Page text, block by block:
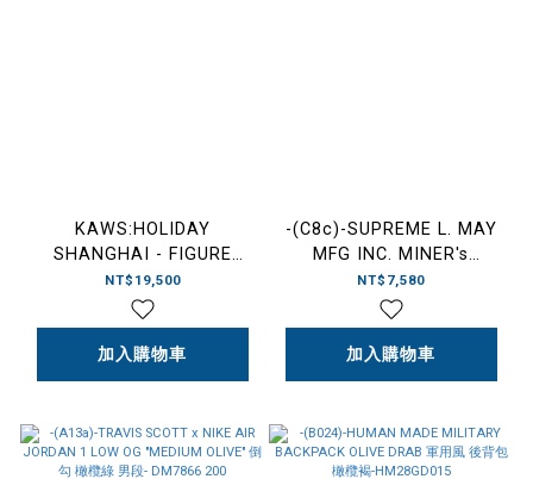
KAWS:HOLIDAY
SHANGHAI - FIGURE
(BROWN) 上海假期限定
2024 躺姿月亮公仔 螢光 棕
色
NT$19,500
加入購物車
-(C8c)-SUPREME L. MAY
MFG INC. MINER's
LUNCHBOX 聯名 礦工鐵餐
盒 銀-FW24
NT$7,580
加入購物車